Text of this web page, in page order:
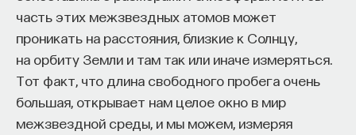
часть этих межзвездных атомов может
проникать на расстояния, близкие к Солнцу,
на орбиту Земли и там так или иначе измеряться.
Тот факт, что длина свободного пробега очень
большая, открывает нам целое окно в мир
межзвездной среды, и мы можем, измеряя
им. И. М. Сеченова, заведующий отделением
медицины сна университетской клинической
больницы № 3.
3/10/2025
НАПИСАТЬ НАМ